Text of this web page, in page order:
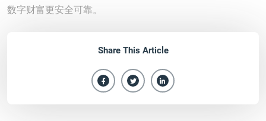
数字财富更安全可靠。
Share This Article